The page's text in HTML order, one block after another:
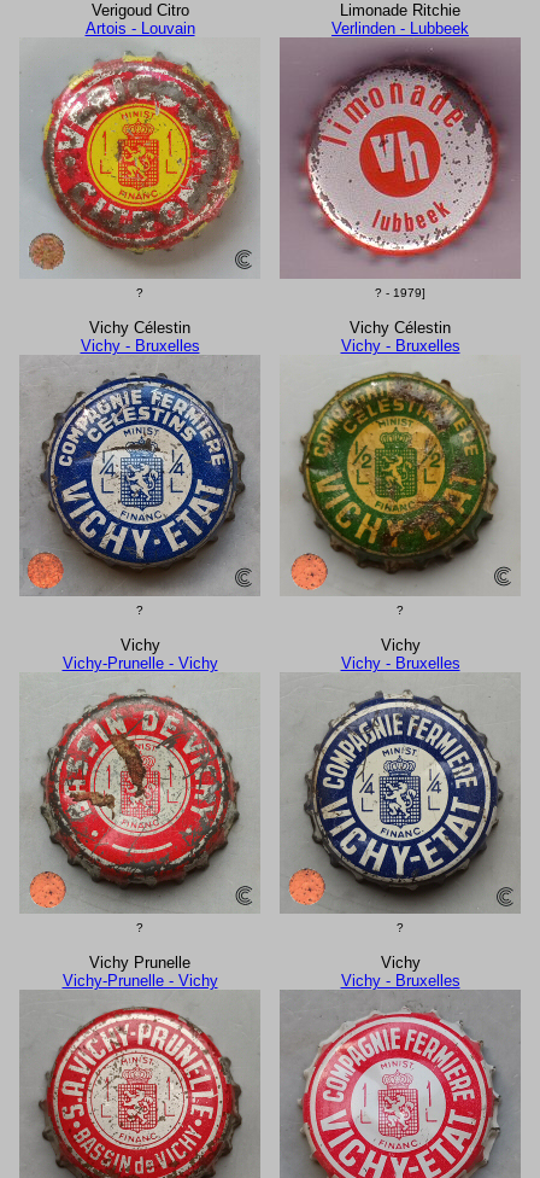
Verigoud Citro
Artois - Louvain
?
Limonade Ritchie
Verlinden - Lubbeek
? - 1979]
Vichy Célestin
Vichy - Bruxelles
?
Vichy Célestin
Vichy - Bruxelles
?
Vichy
Vichy-Prunelle - Vichy
?
Vichy
Vichy - Bruxelles
?
Vichy Prunelle
Vichy-Prunelle - Vichy
Vichy
Vichy - Bruxelles